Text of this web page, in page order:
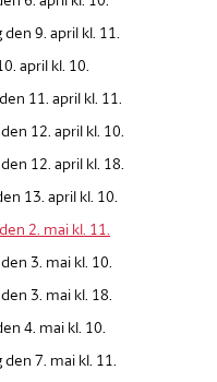
9. april kl. 11.
april kl. 10.
11. april kl. 11.
12. april kl. 10.
12. april kl. 18.
13. april kl. 10.
2. mai kl. 11.
3. mai kl. 10.
3. mai kl. 18.
4. mai kl. 10.
7. mai kl. 11.